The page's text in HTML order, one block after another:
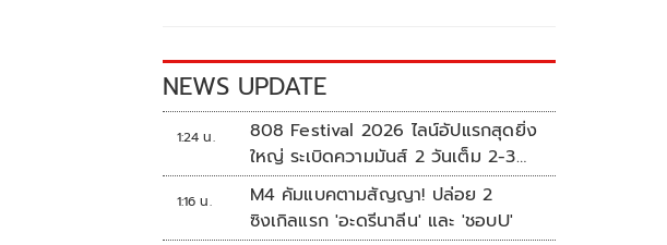
NEWS UPDATE
1:24 น.
808 Festival 2026 ไลน์อัปแรกสุดยิ่ง
ใหญ่ ระเบิดความมันส์ 2 วันเต็ม 2-3
ต.ค.นี้
1:16 น.
M4 คัมแบคตามสัญญา! ปล่อย 2
ซิงเกิลแรก 'อะดรีนาลีน' และ 'ชอบU'